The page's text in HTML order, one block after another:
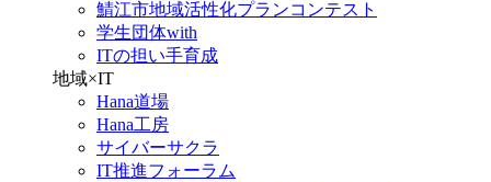
鯖江市地域活性化プランコンテスト
学生団体with
ITの担い手育成
地域×IT
Hana道場
Hana工房
サイバーサクラ
IT推進フォーラム